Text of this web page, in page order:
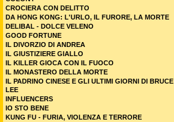
CROCIERA CON DELITTO
DA HONG KONG: L'URLO, IL FURORE, LA MORTE
DELIBAL - DOLCE VELENO
GOOD FORTUNE
IL DIVORZIO DI ANDREA
IL GIUSTIZIERE GIALLO
IL KILLER GIOCA CON IL FUOCO
IL MONASTERO DELLA MORTE
IL PADRINO CINESE E GLI ULTIMI GIORNI DI BRUCE
LEE
INFLUENCERS
IO STO BENE
KUNG FU - FURIA, VIOLENZA E TERRORE